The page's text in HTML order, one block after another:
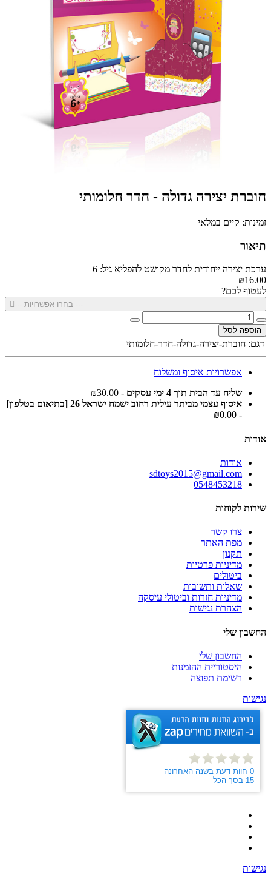
חוברת יצירה גדולה - חדר חלומותי
זמינות: קיים במלאי
תיאור
ערכת יצירה ייחודית לחדר מקושט להפליא גיל: 6+
₪16.00
לעטוף לכם?
--- בחרו אפשרויות ---
הוספה לסל
דגם: חוברת-יצירה-גדולה-חדר-חלומותי
אפשרויות איסוף ומשלוח
שליח עד הבית תוך 4 ימי עסקים
- ₪30.00
איסוף עצמי מביתר עילית רחוב ישמח ישראל 26 [בתיאום בטלפון]
- ₪0.00
אודות
אודות
sdtoys2015@gmail.com
0548453218
שירות לקוחות
צרו קשר
מפת האתר
תקנון
מדיניות פרטיות
ביטולים
שאלות ותשובות
מדיניות חזרות וביטולי עיסקה
הצהרת נגישות
החשבון שלי
החשבון שלי
היסטוריית ההזמנות
רשימת תפוצה
נגישות
נגישות